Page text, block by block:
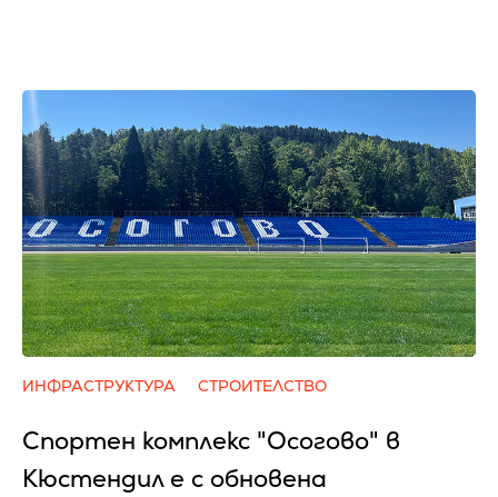
ИНФРАСТРУКТУРА СТРОИТЕЛСТВО
Спортен комплекс "Осогово" в
Кюстендил е с обновена